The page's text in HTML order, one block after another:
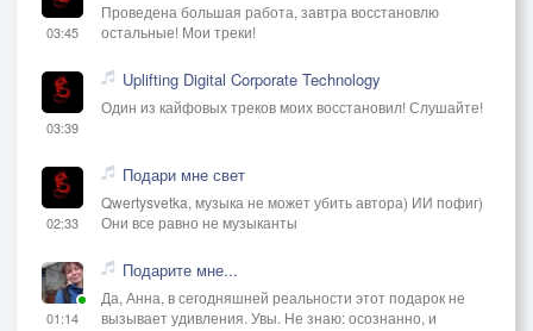
03:45
Проведена большая работа, завтра восстановлю
остальные! Мои треки!
03:39
Uplifting Digital Corporate Technology
Один из кайфовых треков моих восстановил! Слушайте!
02:33
Подари мне свет
Qwertysvetka, музыка не может убить автора) ИИ пофиг)
Они все равно не музыканты
01:14
Подарите мне...
Да, Анна, в сегодняшней реальности этот подарок не
вызывает удивления. Увы. Не знаю: осознанно, и